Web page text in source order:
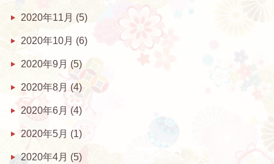
2020年11月 (5)
2020年10月 (6)
2020年9月 (5)
2020年8月 (4)
2020年6月 (4)
2020年5月 (1)
2020年4月 (5)